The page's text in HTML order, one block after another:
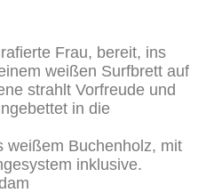
Frau, bereit, ins
weißen Surfbrett auf
strahlt Vorfreude und
in die
weißem Buchenholz, mit
inklusive.